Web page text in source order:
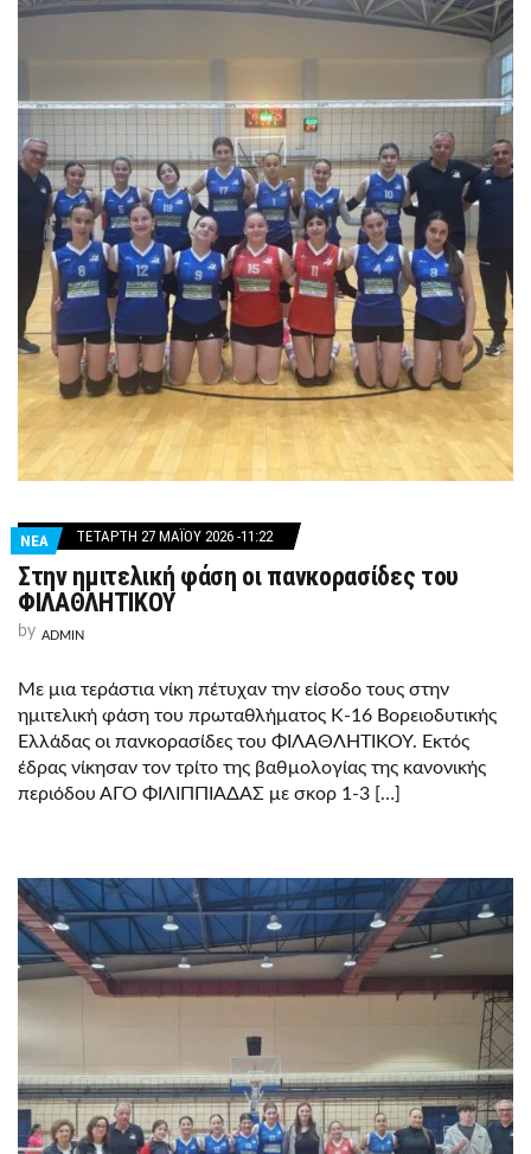
ΝΕΑ ΤΕΤΆΡΤΗ 27 ΜΑΪ́ΟΥ 2026 -11:22
Στην ημιτελική φάση οι πανκορασίδες του
ΦΙΛΑΘΛΗΤΙΚΟΥ
by ADMIN
Με μια τεράστια νίκη πέτυχαν την είσοδο τους στην
ημιτελική φάση του πρωταθλήματος Κ-16 Βορειοδυτικής
Ελλάδας οι πανκορασίδες του ΦΙΛΑΘΛΗΤΙΚΟΥ. Εκτός
έδρας νίκησαν τον τρίτο της βαθμολογίας της κανονικής
περιόδου ΑΓΟ ΦΙΛΙΠΠΙΑΔΑΣ με σκορ 1-3 […]